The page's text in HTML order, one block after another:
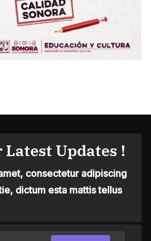
Updates !
consectetur adipiscing
dictum esta mattis tellus